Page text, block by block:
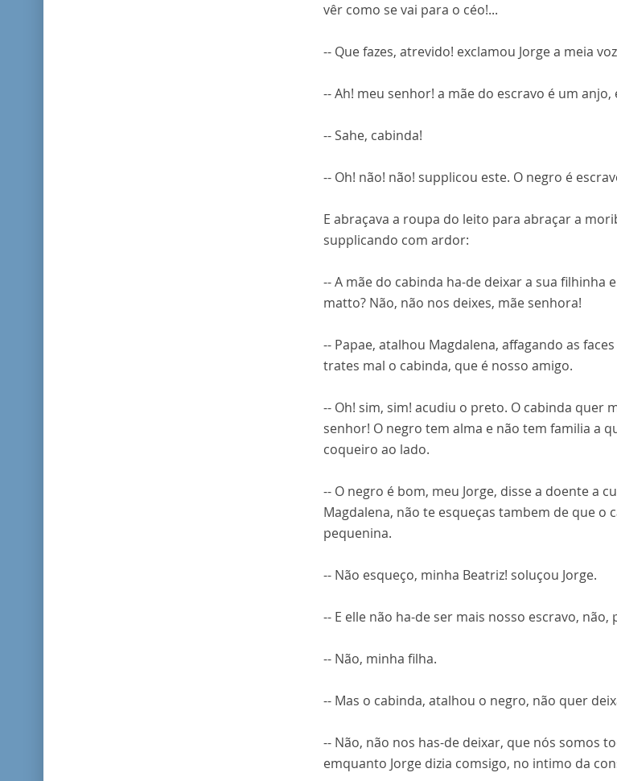
vêr como se vai para o céo!...
-- Que fazes, atrevido! exclamou Jorge a meia
-- Ah! meu senhor! a mãe do escravo é um
-- Sahe, cabinda!
-- Oh! não! não! supplicou este. O negro é
E abraçava a roupa do leito para abraçar a
supplicando com ardor:
-- A mãe do cabinda ha-de deixar a sua
matto? Não, não nos deixes, mãe senhora!
-- Papae, atalhou Magdalena, affagando as
trates mal o cabinda, que é nosso amigo.
-- Oh! sim, sim! acudiu o preto. O cabinda quer
senhor! O negro tem alma e não tem familia a
coqueiro ao lado.
-- O negro é bom, meu Jorge, disse a doente a
Magdalena, não te esqueças tambem de que o
pequenina.
-- Não esqueço, minha Beatriz! soluçou Jorge.
-- E elle não ha-de ser mais nosso escravo, não,
-- Não, minha filha.
-- Mas o cabinda, atalhou o negro, não quer
-- Não, não nos has-de deixar, que nós somos
emquanto Jorge dizia comsigo, no intimo da